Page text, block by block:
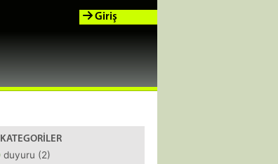
Giriş
KATEGORILER
duyuru (2)